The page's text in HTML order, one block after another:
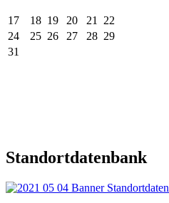
17 18 19 20 21 22
24
25 26 27 28 29
31
Standortdatenbank